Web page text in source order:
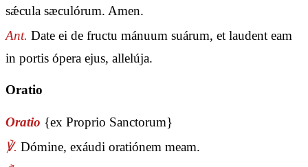
sǽcula sæculórum. Amen.
Ant. Date ei de fructu mánuum suárum, et laudent eam
in portis ópera ejus, allelúja.
Oratio
Oratio {ex Proprio Sanctorum}
℣. Dómine, exáudi oratiónem meam.